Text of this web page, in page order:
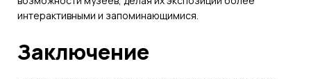
интерактивными и запоминающимися.
Заключение